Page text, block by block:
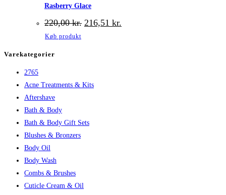
Rasberry Glace
220,00kr. Den
oprindelige
216,51 kr.
aktuelle
Køb produkt
Varekategorier
2765
Acne Treatments & Kits
Aftershave
Bath & Body
Bath & Body Gift Sets
Blushes & Bronzers
Body Oil
Body Wash
Combs & Brushes
Cuticle Cream & Oil